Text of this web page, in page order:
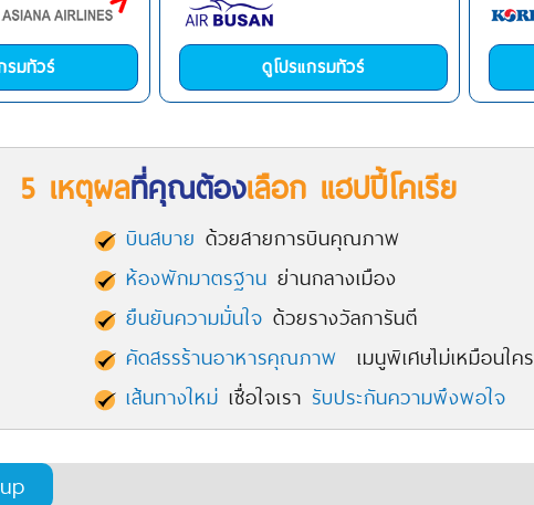
รมทัวร์ ดูโปรแกรมทัวร์
5 เหตุผลที่คุณต้องเลือก แฮปปี้โคเรีย
บินสบาย ด้วยสายการบินคุณภาพ
ห้องพักมาตรฐาน ย่านกลางเมือง
ยืนยันความมั่นใจ ด้วยรางวัลการันตี
คัดสรรร้านอาหารคุณภาพ เมนูพิเศษไม่เหมือนใคร
เส้นทางใหม่ เชื่อใจเรา รับประกันความพึงพอใจ